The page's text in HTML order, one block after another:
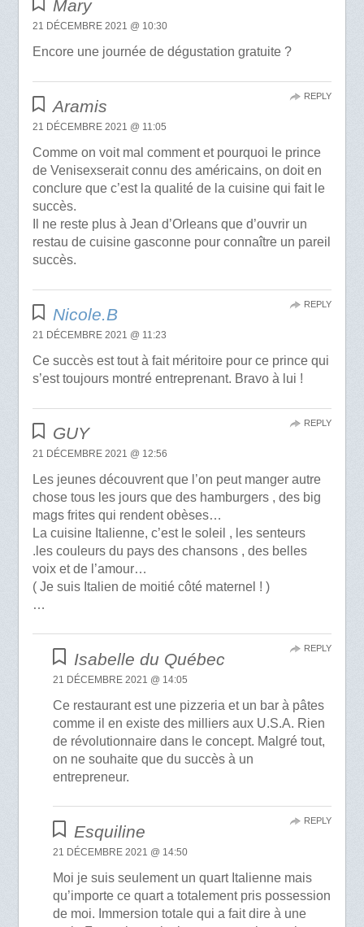
Mary
21 DÉCEMBRE 2021 @ 10:30
Encore une journée de dégustation gratuite ?
Aramis
21 DÉCEMBRE 2021 @ 11:05
Comme on voit mal comment et pourquoi le prince
de Venisexserait connu des américains, on doit en
conclure que c’est la qualité de la cuisine qui fait le
succès.
Il ne reste plus à Jean d’Orleans que d’ouvrir un
restau de cuisine gasconne pour connaître un pareil
succès.
REPLY
Nicole.B
21 DÉCEMBRE 2021 @ 11:23
Ce succès est tout à fait méritoire pour ce prince qui
s’est toujours montré entreprenant. Bravo à lui !
REPLY
GUY
21 DÉCEMBRE 2021 @ 12:56
Les jeunes découvrent que l’on peut manger autre
chose tous les jours que des hamburgers , des big
mags frites qui rendent obèses…
La cuisine Italienne, c’est le soleil , les senteurs
.les couleurs du pays des chansons , des belles
voix et de l’amour…
( Je suis Italien de moitié côté maternel ! )
…
REPLY
Isabelle du Québec
21 DÉCEMBRE 2021 @ 14:05
Ce restaurant est une pizzeria et un bar à pâtes
comme il en existe des milliers aux U.S.A. Rien
de révolutionnaire dans le concept. Malgré tout,
on ne souhaite que du succès à un
entrepreneur.
REPLY
Esquiline
21 DÉCEMBRE 2021 @ 14:50
Moi je suis seulement un quart Italienne mais
qu’importe ce quart a totalement pris possession
de moi. Immersion totale qui a fait dire à une
REPLY